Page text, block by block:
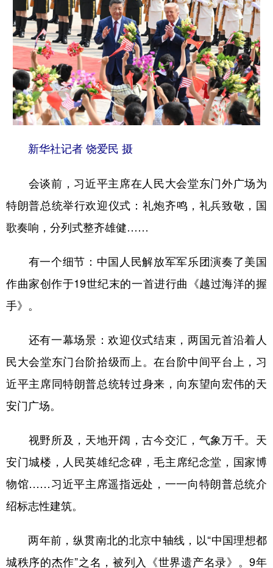
新华社记者 饶爱民 摄
会谈前，习近平主席在人民大会堂东门外广场为
特朗普总统举行欢迎仪式：礼炮齐鸣，礼兵致敬，国
歌奏响，分列式整齐雄健……
有一个细节：中国人民解放军军乐团演奏了美国
作曲家创作于19世纪末的一首进行曲《越过海洋的握
手》。
还有一幕场景：欢迎仪式结束，两国元首沿着人
民大会堂东门台阶拾级而上。在台阶中间平台上，习
近平主席同特朗普总统转过身来，向东望向宏伟的天
安门广场。
视野所及，天地开阔，古今交汇，气象万千。天
安门城楼，人民英雄纪念碑，毛主席纪念堂，国家博
物馆……习近平主席遥指远处，一一向特朗普总统介
绍标志性建筑。
两年前，纵贯南北的北京中轴线，以“中国理想都
城秩序的杰作”之名，被列入《世界遗产名录》。9年